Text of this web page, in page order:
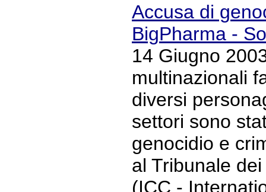
Accusa di
BigPharma -
14 Giugno
multinazionali
diversi
settori sono
genocidio e
al Tribunale
(ICC -